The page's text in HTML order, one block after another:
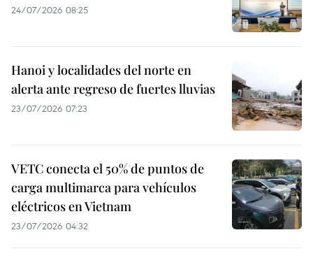
24/07/2026 08:25
Hanoi y localidades del norte en
alerta ante regreso de fuertes lluvias
23/07/2026 07:23
VETC conecta el 50% de puntos de
carga multimarca para vehículos
eléctricos en Vietnam
23/07/2026 04:32